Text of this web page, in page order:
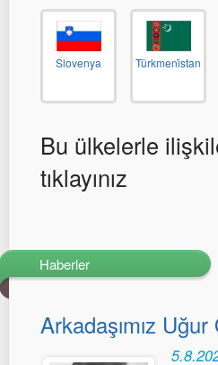
Slovenya Türkmeni̇stan
Bu ülkelerle
tıklayınız
Haberler
Arkadaşımız